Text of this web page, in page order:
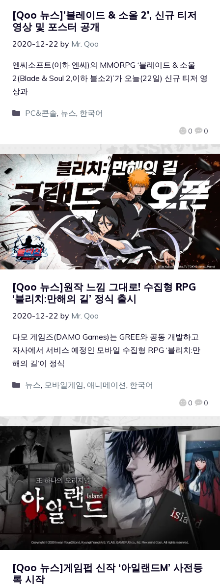
[Qoo 뉴스]’블레이드 & 소울 2′, 신규 티저
영상 및 포스터 공개
2020-12-22 by Mr. Qoo
0 0
엔씨소프트(이하 엔씨)의 MMORPG ‘블레이드 & 소울
2(Blade & Soul 2,이하 블소2)’가 오늘(22일) 신규 티저 영
상과
PC&콘솔, 뉴스, 한국어
[Qoo 뉴스]원작 느낌 그대로! 수집형 RPG
‘블리치:만해의 길’ 정식 출시
2020-12-22 by Mr. Qoo
0 0
다모 게임즈(DAMO Games)는 GREE와 공동 개발하고
자사에서 서비스 예정인 모바일 수집형 RPG ‘블리치:만
해의 길‘이 정식
뉴스 모바일게임 애니메이션 한국어
[Qoo 뉴스]게임펍 신작 ‘아일랜드M’ 사전등
록 시작